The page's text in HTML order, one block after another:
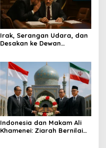
Irak, Serangan Udara, dan
Desakan ke Dewan
Indonesia dan Makam Ali
Khamenei: Ziarah Bernilai